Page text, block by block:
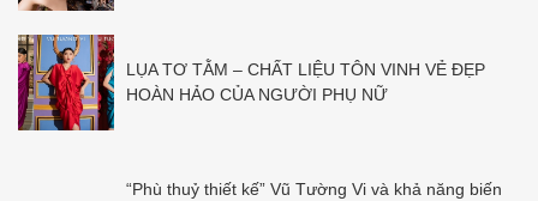
LỤA TƠ TẰM – CHẤT LIỆU TÔN VINH VẺ ĐẸP
HOÀN HẢO CỦA NGƯỜI PHỤ NỮ
“Phù thuỷ thiết kế” Vũ Tường Vi và khả năng biến